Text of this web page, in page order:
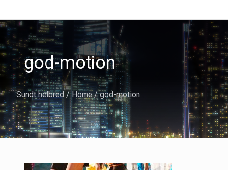
Sundt helbred / Home/god-motion
god-motion